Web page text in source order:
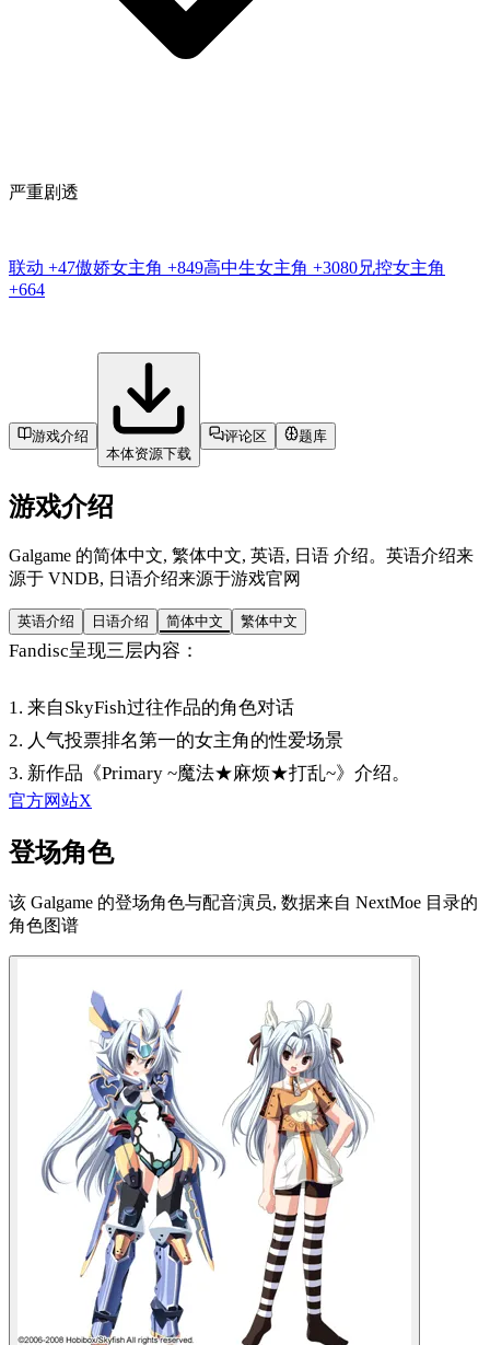
严重剧透
联动 +47傲娇女主角 +849高中生女主角 +3080兄控女主角
+664
游戏介绍
本体资源下载
评论区 题库
游戏介绍
Galgame 的简体中文, 繁体中文, 英语, 日语 介绍。英语介绍来
源于 VNDB, 日语介绍来源于游戏官网
英语介绍 日语介绍 简体中文 繁体中文
Fandisc呈现三层内容：
1. 来自SkyFish过往作品的角色对话
2. 人气投票排名第一的女主角的性爱场景
3. 新作品《Primary ~魔法★麻烦★打乱~》介绍。
官方网站X
登场角色
该 Galgame 的登场角色与配音演员, 数据来自 NextMoe 目录的
角色图谱